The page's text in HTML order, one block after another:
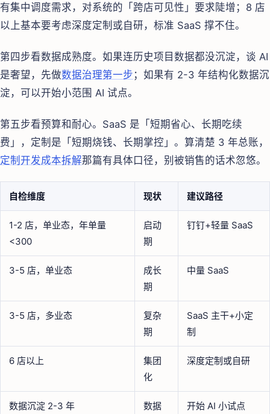
有集中调度需求，对系统的「跨店可见性」要求陡增；8 店
以上基本要考虑深度定制或自研，标准 SaaS 撑不住。
第四步看数据成熟度。如果连历史项目数据都没沉淀，谈 AI
是奢望，先做数据治理第一步 ；如果有 2-3 年结构化数据沉
淀，可以开始小范围 AI 试点。
第五步看预算和耐心。SaaS 是「短期省心、长期吃续
费」，定制是「短期烧钱、长期掌控」。算清楚 3 年总账，
定制开发成本拆解那篇有具体口径，别被销售的话术忽悠。
自检维度 现状 建议路径
1-2 店，单业态，年单量
<300
启动
期
钉钉+轻量 SaaS
3-5 店，单业态
成长
期
中量 SaaS
3-5 店，多业态
复杂
期
SaaS 主干+小定
制
6 店以上
集团
化
深度定制或自研
数据沉淀 2-3 年
数据
开始 AI 小试点